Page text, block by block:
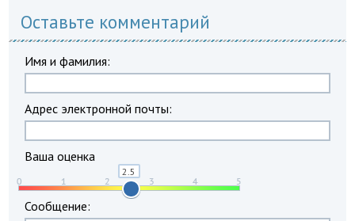
Оставьте комментарий
Имя и фамилия:
Адрес электронной почты:
Ваша оценка
Сообщение: